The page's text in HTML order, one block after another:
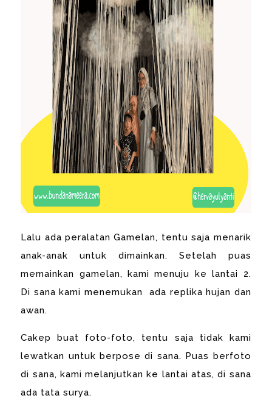
Lalu ada peralatan Gamelan, tentu saja menarik
anak-anak untuk dimainkan. Setelah puas
memainkan gamelan, kami menuju ke lantai 2.
Di sana kami menemukan ada replika hujan dan
awan.
Cakep buat foto-foto, tentu saja tidak kami
lewatkan untuk berpose di sana. Puas berfoto
di sana, kami melanjutkan ke lantai atas, di sana
ada tata surya.